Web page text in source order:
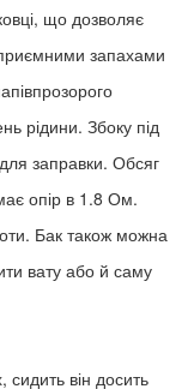
що дозволяє
запахами
рідини. Збоку під
заправки. Обсяг
опір в 1.8 Ом.
Бак також можна
вату або й саму
сидить він досить